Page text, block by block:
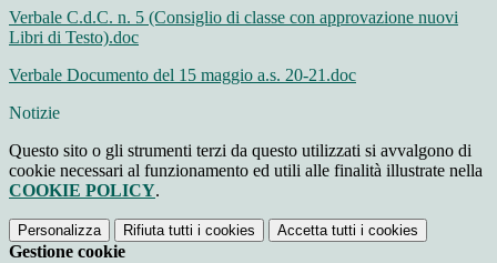
Verbale C.d.C. n. 5 (Consiglio di classe con approvazione nuovi
Libri di Testo).doc
Verbale Documento del 15 maggio a.s. 20-21.doc
Notizie
Questo sito o gli strumenti terzi da questo utilizzati si avvalgono di
cookie necessari al funzionamento ed utili alle finalità illustrate nella
COOKIE POLICY.
Personalizza Rifiuta tutti i cookies Accetta tutti i cookies
Gestione cookie